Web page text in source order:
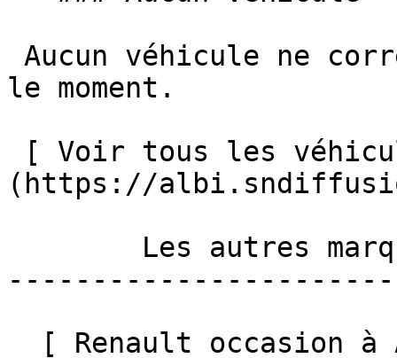
le moment.
(https://